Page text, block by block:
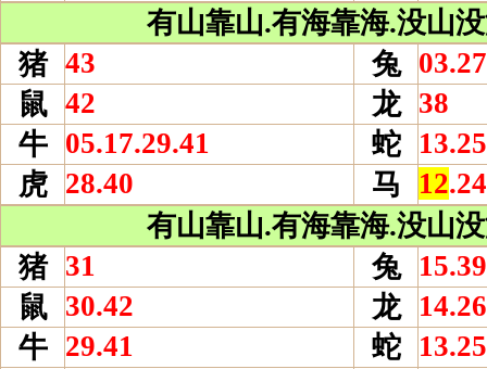
有山靠山.有海靠海.没山
猪 43 兔
鼠 42 龙 38
牛 05.17.29.41 蛇
虎 28.40 马 12
有山靠山.有海靠海.没山
猪 31 兔
15.39
鼠 30.42 龙
牛 29.41 蛇